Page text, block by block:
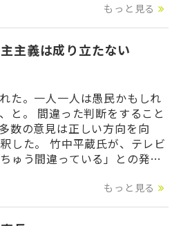
もっと見る
主義は成り立たない
た。一人一人は愚民かもしれ
と。 間違った判断をすること
数の意見は正しい方向を向
した。 竹中平蔵氏が、テレビ
ゅう間違っている」との発…
もっと見る